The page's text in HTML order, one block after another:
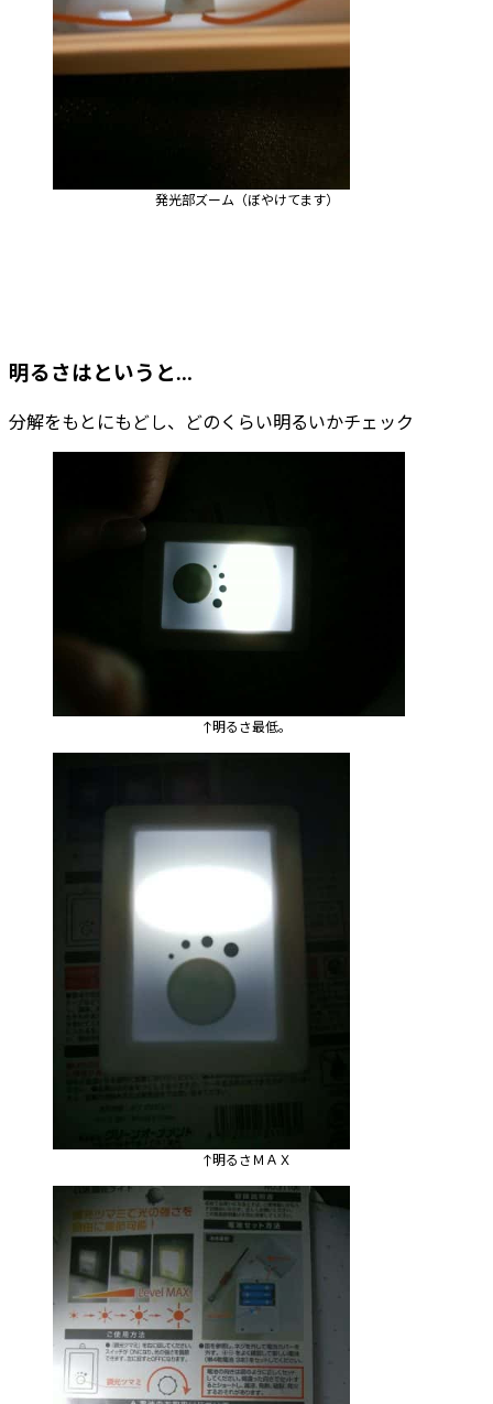
発光部ズーム（ぼやけてます）
明るさはというと…
分解をもとにもどし、どのくらい明るいかチェック
↑明るさ最低。
↑明るさＭＡＸ